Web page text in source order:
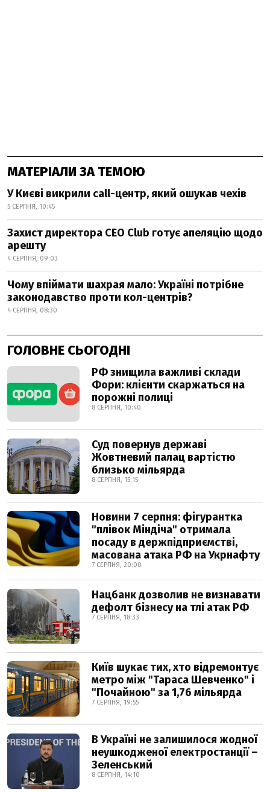
МАТЕРІАЛИ ЗА ТЕМОЮ
У Києві викрили call-центр, який ошукав чехів
5 СЕРПНЯ, 10:45
Захист директора CEO Club готує апеляцію щодо
арешту
4 СЕРПНЯ, 09:03
Чому впіймати шахрая мало: Україні потрібне
законодавство проти кол-центрів?
4 СЕРПНЯ, 08:30
ГОЛОВНЕ СЬОГОДНІ
РФ знищила важливі склади
Фори: клієнти скаржаться на
порожні полиці
8 СЕРПНЯ, 10:40
Суд повернув державі
Жовтневий палац вартістю
близько мільярда
8 СЕРПНЯ, 15:15
Новини 7 серпня: фігурантка
"плівок Міндіча" отримала
посаду в держпідприємстві,
масована атака РФ на Укрнафту
7 СЕРПНЯ, 20:00
Нацбанк дозволив не визнавати
дефолт бізнесу на тлі атак РФ
7 СЕРПНЯ, 18:33
Київ шукає тих, хто відремонтує
метро між "Тараса Шевченко" і
"Почайною" за 1,76 мільярда
7 СЕРПНЯ, 19:55
В Україні не залишилося жодної
неушкодженої електростанції –
Зеленський
8 СЕРПНЯ, 14:10